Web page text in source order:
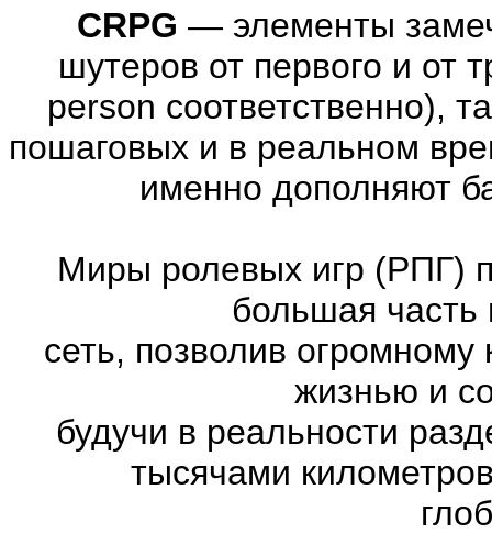
CRPG — элементы
шутеров от первого и от
person соответственно),
пошаговых и в реальном
именно дополняют
Миры ролевых игр (РПГ)
большая часть
сеть, позволив огромному
жизнью и
будучи в реальности
тысячами